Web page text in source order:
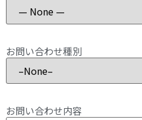
お問い合わせ種別
お問い合わせ内容